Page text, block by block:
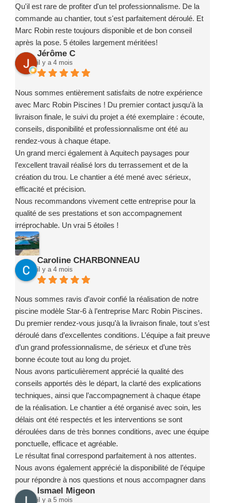
Qu'il est rare de profiter d'un tel professionnalisme. De la
commande au chantier, tout s'est parfaitement déroulé. Et
Marc Robin reste toujours disponible et de bon conseil
après la pose. 5 étoiles largement méritées!
Jérôme C
il y a 4 mois
Nous sommes entièrement satisfaits de notre expérience
avec Marc Robin Piscines ! Du premier contact jusqu’à la
livraison finale, le suivi du projet a été exemplaire : écoute,
conseils, disponibilité et professionnalisme ont été au
rendez-vous à chaque étape.
Un grand merci également à Aquitech paysages pour
l’excellent travail réalisé lors du terrassement et de la
création du trou. Le chantier a été mené avec sérieux,
efficacité et précision.
Nous recommandons vivement cette entreprise pour la
qualité de ses prestations et son accompagnement
irréprochable. Un vrai 5 étoiles !
Caroline CHARBONNEAU
il y a 4 mois
Nous sommes ravis d’avoir confié la réalisation de notre
piscine modèle Star-6 à l’entreprise Marc Robin Piscines.
Du premier rendez-vous jusqu’à la livraison finale, tout s’est
déroulé dans d’excellentes conditions. L’équipe a fait preuve
d’un grand professionnalisme, de sérieux et d’une très
bonne écoute tout au long du projet.
Nous avons particulièrement apprécié la qualité des
conseils apportés dès le départ, la clarté des explications
techniques, ainsi que l’accompagnement à chaque étape
de la réalisation. Le chantier a été organisé avec soin, les
délais ont été respectés et les interventions se sont
déroulées dans de très bonnes conditions, avec une équipe
ponctuelle, efficace et agréable.
Le résultat final correspond parfaitement à nos attentes.
Nous avons également apprécié la disponibilité de l’équipe
pour répondre à nos questions et nous accompagner dans
la prise en main de notre installation.
Ismael Migeon
il y a 5 mois